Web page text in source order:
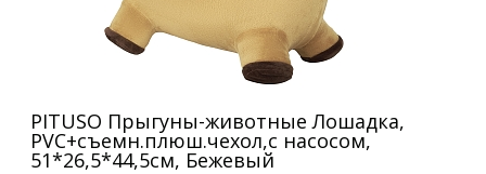
PITUSO Прыгуны-животные Лошадка,
PVC+съемн.плюш.чехол,с насосом,
51*26,5*44,5см, Бежевый